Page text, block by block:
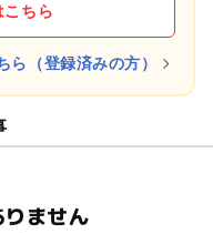
こちら
ら（登録済みの方）
ません